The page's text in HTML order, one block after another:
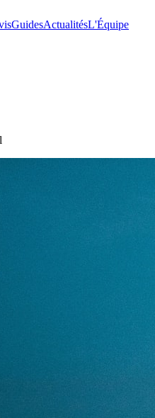
GuidesActualitésL'Équipe